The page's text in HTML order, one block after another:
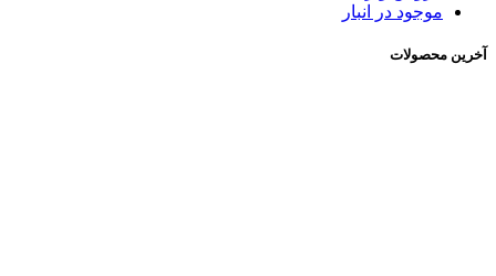
موجود در انبار
آخرین محصولات